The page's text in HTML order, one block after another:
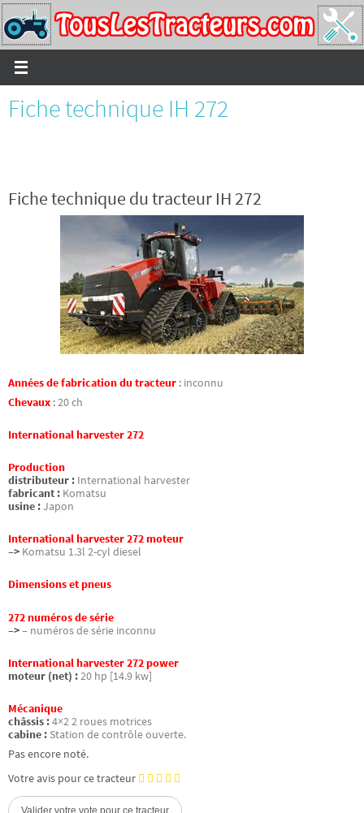
Passer
vers
le
contenu
Fiche technique IH 272
Fiche technique du tracteur IH 272
Années de fabrication du tracteur : inconnu
Chevaux :20 ch
International harvester 272
Production
distributeur : International harvester
fabricant : Komatsu
usine :Japon
International harvester 272 moteur
–> Komatsu 1.3l 2-cyl diesel
Dimensions et pneus
272 numéros de série
–>– numéros de série inconnu
International harvester 272 power
moteur (net) :20 hp [14.9 kw]
Mécanique
châssis :4×2 2 roues motrices
cabine : Station de contrôle ouverte.
Pas encore noté.
Votre avis pour ce tracteur